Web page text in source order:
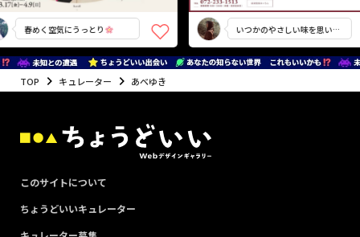
春めく空気にうっとり
いつかのやさしい味を思い出
す
TOP キュレーター あべゆき
このサイトについて
ちょうどいいキュレーター